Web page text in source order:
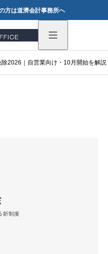
方は道濟会計事務所へ
除2026｜自営業向け・10月開始を解説